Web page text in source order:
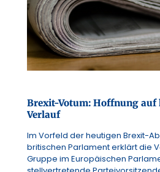
Brexit-Votum: Hoffnung
Verlauf
Im Vorfeld der heutigen Brexit-
britischen Parlament erklärt die
Gruppe im Europäischen